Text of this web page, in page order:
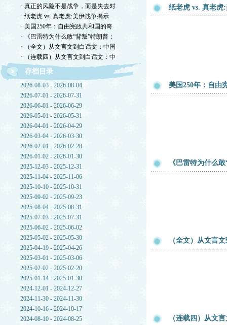
· 真正的风险不是战争，而是失去对
· 纸老虎 vs. 真老虎:美伊战争揭示
· 美国250年：自由宪政共和国的奇
· 《巴雷特为什么敢“背叛”特朗普：
· （全文）从文言文到白话文：中国
· （连载四）从文言文到白话文：中
存档目录
2026-08-03 - 2026-08-04
2026-07-01 - 2026-07-31
2026-06-01 - 2026-06-29
2026-05-01 - 2026-05-31
2026-04-01 - 2026-04-29
2026-03-04 - 2026-03-30
2026-02-01 - 2026-02-28
2026-01-02 - 2026-01-30
2025-12-03 - 2025-12-31
2025-11-04 - 2025-11-06
2025-10-10 - 2025-10-31
2025-09-02 - 2025-09-23
2025-08-04 - 2025-08-31
2025-07-03 - 2025-07-31
2025-06-02 - 2025-06-02
2025-05-02 - 2025-05-30
2025-04-19 - 2025-04-26
2025-03-01 - 2025-03-06
2025-02-02 - 2025-02-20
2025-01-14 - 2025-01-30
2024-12-01 - 2024-12-27
2024-11-30 - 2024-11-30
2024-10-16 - 2024-10-17
2024-08-10 - 2024-08-25
纸老虎 vs. 真老虎
美国250年：自
《巴雷特为什么
（全文）从文言
（连载四）从文